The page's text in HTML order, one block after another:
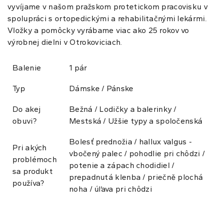
vyvíjame v našom pražskom protetickom pracovisku v
spolupráci s ortopedickými a rehabilitačnými lekármi.
Vložky a pomôcky vyrábame viac ako 25 rokov vo
výrobnej dielni v Otrokoviciach.
Balenie 1 pár
Typ Dámske / Pánske
Do akej
obuvi?
Bežná / Lodičky a balerinky /
Mestská / Užšie typy a spoločenská
Pri akých
problémoch
sa produkt
používa?
Bolesť prednožia / hallux valgus -
vbočený palec / pohodlie pri chôdzi /
potenie a zápach chodidiel /
prepadnutá klenba / priečně plochá
noha / úľava pri chôdzi